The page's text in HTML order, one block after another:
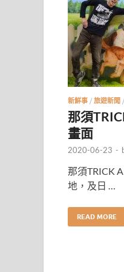
新鮮事 / 旅遊新聞 /
那須
畫面
2020-06-23 -
那須TRICK
地，及日 …
READ MORE